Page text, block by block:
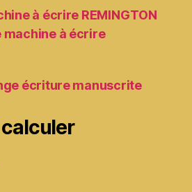
à écrire REMINGTON
machine à écrire
écriture manuscrite